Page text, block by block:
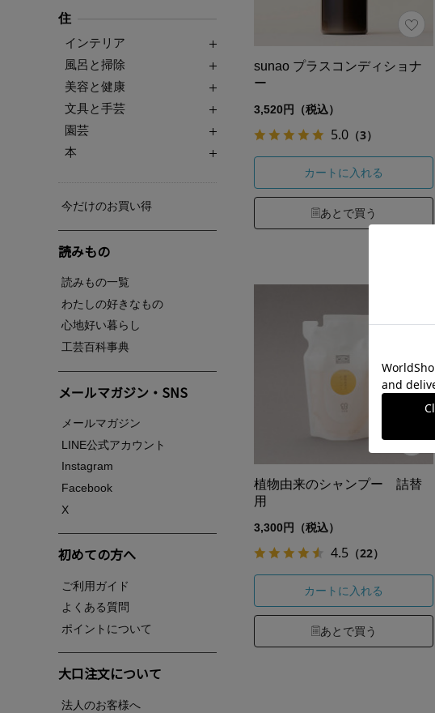
住
インテリア
風呂と掃除
美容と健康
文具と手芸
園芸
本
今だけのお買い得
読みもの
読みもの一覧
わたしの好きなもの
心地好い暮らし
工芸百科事典
メールマガジン・SNS
メールマガジン
LINE公式アカウント
Instagram
Facebook
X
初めての方へ
ご利用ガイド
よくある質問
ポイントについて
大口注文について
法人のお客様へ
sunao プラスコンディショナ
ー
3,520円（税込）
5.0 （3）
カートに入れる
あとで買う
植物由来のシャンプー 詰替
用
3,300円（税込）
4.5 （22）
カートに入れる
あとで買う